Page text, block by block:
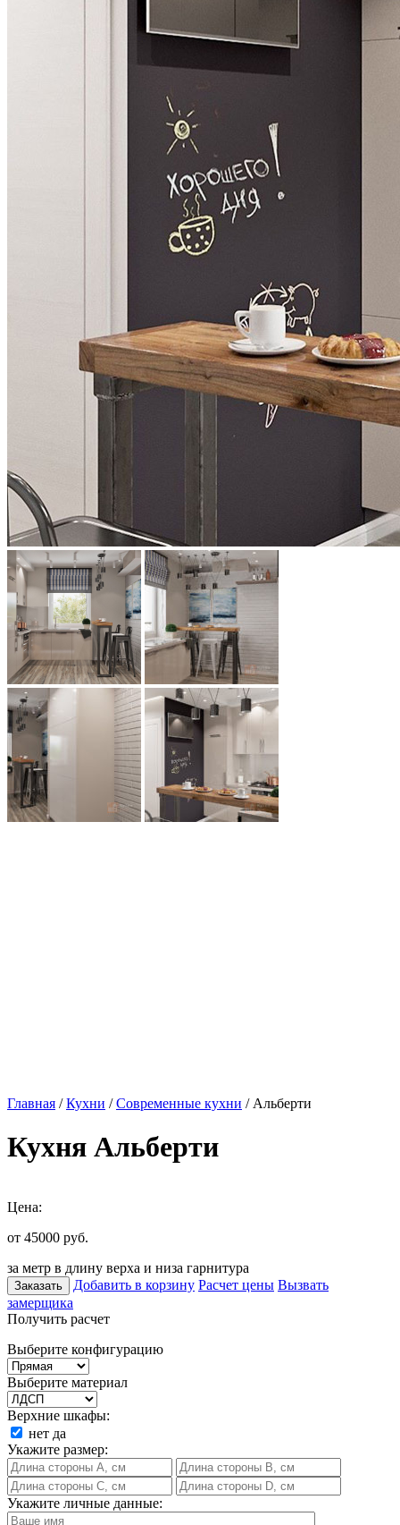
Главная /Кухни /Современные кухни / Альберти
Кухня Альберти
Цена:
от 45000 руб.
за метр в длину верха и низа гарнитура
Заказать Добавить в корзину Расчет цены Вызвать
замерщика
Получить расчет
Выберите конфигурацию
Выберите материал
Верхние шкафы:
нет да
Укажите размер:
Укажите личные данные: